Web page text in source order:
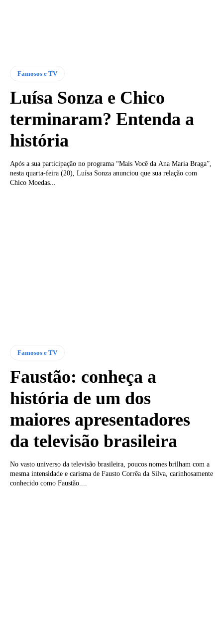
Famosos e TV
Luísa Sonza e Chico
terminaram? Entenda a
história
Após a sua participação no programa “Mais Você da Ana Maria Braga”,
nesta quarta-feira (20), Luísa Sonza anunciou que sua relação com
Chico Moedas...
Famosos e TV
Faustão: conheça a
história de um dos
maiores apresentadores
da televisão brasileira
No vasto universo da televisão brasileira, poucos nomes brilham com a
mesma intensidade e carisma de Fausto Corrêa da Silva, carinhosamente
conhecido como Faustão....